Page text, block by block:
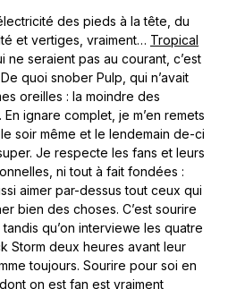
des pieds à la tête, du
et vertiges, vraiment… Tropical
ne seraient pas au courant, c’est
quoi snober Pulp, qui n’avait
oreilles : la moindre des
ignare complet, je m’en remets
soir même et le lendemain de-ci
Je respecte les fans et leurs
ni tout à fait fondées :
aimer par-dessus tout ceux qui
bien des choses. C’est sourire
qu’on interviewe les quatre
Storm deux heures avant leur
toujours. Sourire pour soi en
on est fan est vraiment